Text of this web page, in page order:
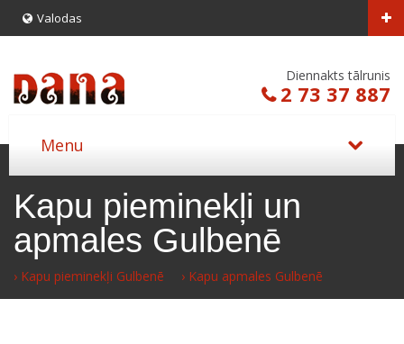
Valodas
Diennakts tālrunis
2 73 37 887
Kapu pieminekļi un
apmales Gulbenē
› Kapu pieminekļi Gulbenē › Kapu apmales Gulbenē